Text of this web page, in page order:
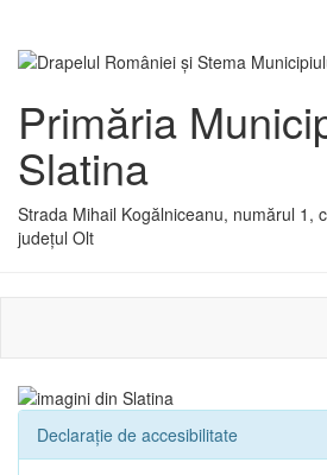
Primăria
Slatina
Strada Mihail Kogălniceanu, numărul 1,
județul Olt
Declarație de accesibilitate